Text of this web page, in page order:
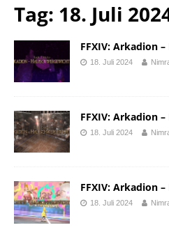
Tag: 18. Juli
FFXIV: Arkadion
18. Juli 2024
FFXIV: Arkadion
18. Juli 2024
FFXIV: Arkadion
18. Juli 2024